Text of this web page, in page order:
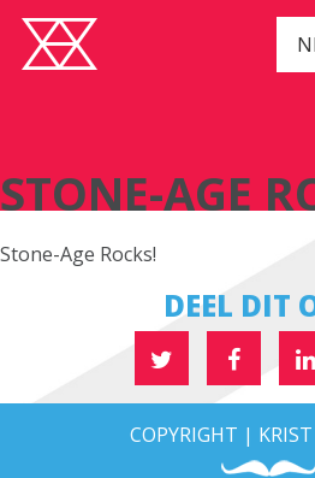
STONE-AGE
Stone-Age Rocks!
DEEL DIT
COPYRIGHT |